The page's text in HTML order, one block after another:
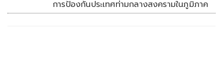
การป้องกันประเทศท่ามกลางสงครามในภูมิภาค